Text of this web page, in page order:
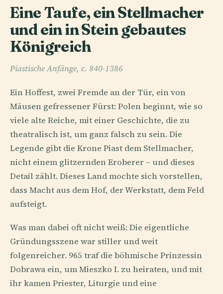
Eine Taufe, ein Stellmacher
und ein in Stein gebautes
Königreich
Piastische Anfänge, c. 840-1386
Ein Hoffest, zwei Fremde an der Tür, ein von
Mäusen gefressener Fürst: Polen beginnt, wie so
viele alte Reiche, mit einer Geschichte, die zu
theatralisch ist, um ganz falsch zu sein. Die
Legende gibt die Krone Piast dem Stellmacher,
nicht einem glitzernden Eroberer – und dieses
Detail zählt. Dieses Land mochte sich vorstellen,
dass Macht aus dem Hof, der Werkstatt, dem Feld
aufsteigt.
Was man dabei oft nicht weiß: Die eigentliche
Gründungsszene war stiller und weit
folgenreicher. 965 traf die böhmische Prinzessin
Dobrawa ein, um Mieszko I. zu heiraten, und mit
ihr kamen Priester, Liturgie und eine